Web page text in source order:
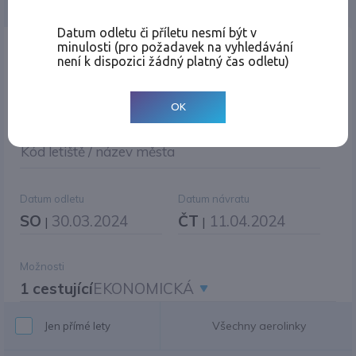
Místo odletu
Kód letiště / název města
Datum odletu
SO | 30.03.2024
Datum návratu
ČT | 11.04.2024
Možnosti
1 cestujícíEKONOMICKÁ
Jen přímé lety Všechny aerolinky
Datum odletu či příletu nesmí být v
minulosti (pro požadavek na vyhledávání
není k dispozici žádný platný čas odletu)
OK